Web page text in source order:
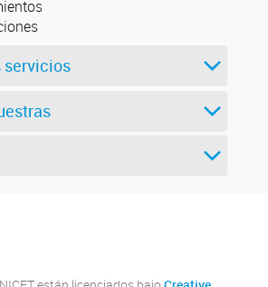
servicios